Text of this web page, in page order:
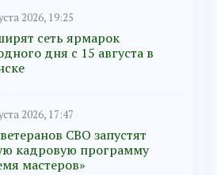
2026, 19:25
сеть ярмарок
дня с 15 августа в
2026, 17:47
СВО запустят
кадровую программу
мастеров»